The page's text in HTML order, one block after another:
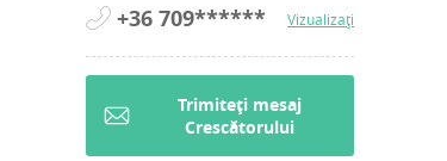
+36 709****** Vizualizați
Trimiteți mesaj
Crescătorului